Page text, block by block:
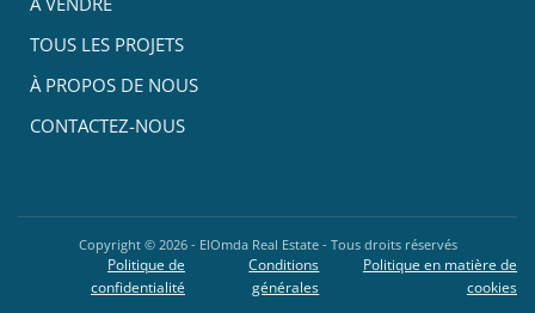
TOUS LES PROJETS
À PROPOS DE NOUS
CONTACTEZ-NOUS
Copyright © 2026- ElOmda Real Estate - Tous droits réservés
Politique de
confidentialité
Conditions
générales
Politique en matière de
cookies